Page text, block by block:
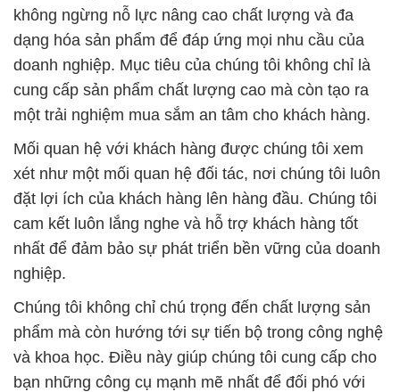
không ngừng nỗ lực nâng cao chất lượng và đa
dạng hóa sản phẩm để đáp ứng mọi nhu cầu của
doanh nghiệp. Mục tiêu của chúng tôi không chỉ là
cung cấp sản phẩm chất lượng cao mà còn tạo ra
một trải nghiệm mua sắm an tâm cho khách hàng.
Mối quan hệ với khách hàng được chúng tôi xem
xét như một mối quan hệ đối tác, nơi chúng tôi luôn
đặt lợi ích của khách hàng lên hàng đầu. Chúng tôi
cam kết luôn lắng nghe và hỗ trợ khách hàng tốt
nhất để đảm bảo sự phát triển bền vững của doanh
nghiệp.
Chúng tôi không chỉ chú trọng đến chất lượng sản
phẩm mà còn hướng tới sự tiến bộ trong công nghệ
và khoa học. Điều này giúp chúng tôi cung cấp cho
bạn những công cụ mạnh mẽ nhất để đối phó với